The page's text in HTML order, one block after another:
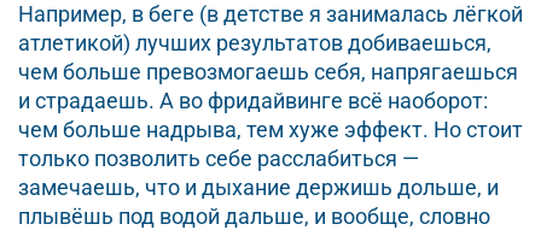
Например, в беге (в детстве я занималась лёгкой
атлетикой) лучших результатов добиваешься,
чем больше превозмогаешь себя, напрягаешься
и страдаешь. А во фридайвинге всё наоборот:
чем больше надрыва, тем хуже эффект. Но стоит
только позволить себе расслабиться —
замечаешь, что и дыхание держишь дольше, и
плывёшь под водой дальше, и вообще, словно